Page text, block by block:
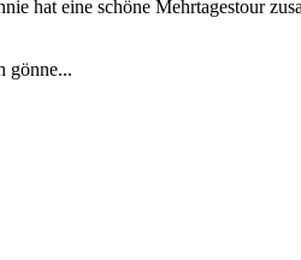
hat eine schöne Mehrtagestour
gönne...